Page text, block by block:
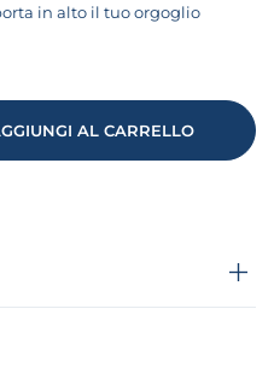
in alto il tuo orgoglio
AL CARRELLO